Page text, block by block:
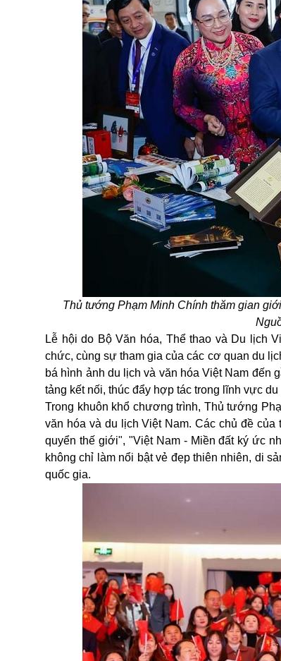
Thủ tướng Phạm Minh Chính thăm gian
Lễ hội do Bộ Văn hóa, Thể thao và Du lịch
chức, cùng sự tham gia của các cơ quan du
bá hình ảnh du lịch và văn hóa Việt Nam đến
tảng kết nối, thúc đẩy hợp tác trong lĩnh vực du
Trong khuôn khổ chương trình, Thủ tướng
văn hóa và du lịch Việt Nam. Các chủ đề
quyển thế giới", "Việt Nam - Miền đất ký ức
không chỉ làm nổi bật vẻ đẹp thiên nhiên, di
quốc gia.